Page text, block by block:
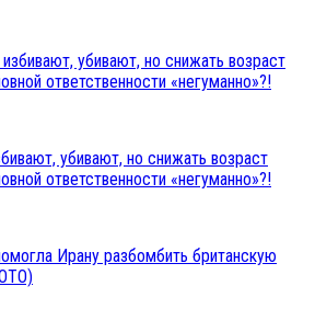
убивают, но снижать возраст
ответственности «негуманно»?!